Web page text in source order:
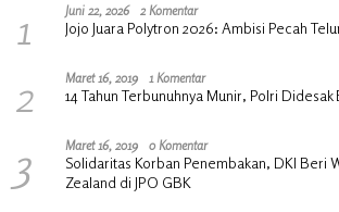
1 Juni 22, 2026 2 Komentar
Jojo Juara Polytron 2026: Ambisi Pecah
2 Maret 16, 2019 1 Komentar
14 Tahun Terbunuhnya Munir, Polri Didesak
3 Maret 16, 2019 0 Komentar
Solidaritas Korban Penembakan, DKI Beri
Zealand di JPO GBK